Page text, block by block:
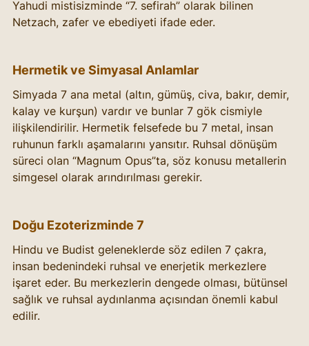
Yahudi mistisizminde “7. sefirah” olarak bilinen
Netzach, zafer ve ebediyeti ifade eder.
Hermetik ve Simyasal Anlamlar
Simyada 7 ana metal (altın, gümüş, civa, bakır, demir,
kalay ve kurşun) vardır ve bunlar 7 gök cismiyle
ilişkilendirilir. Hermetik felsefede bu 7 metal, insan
ruhunun farklı aşamalarını yansıtır. Ruhsal dönüşüm
süreci olan “Magnum Opus”ta, söz konusu metallerin
simgesel olarak arındırılması gerekir.
Doğu Ezoterizminde 7
Hindu ve Budist geleneklerde söz edilen 7 çakra,
insan bedenindeki ruhsal ve enerjetik merkezlere
işaret eder. Bu merkezlerin dengede olması, bütünsel
sağlık ve ruhsal aydınlanma açısından önemli kabul
edilir.